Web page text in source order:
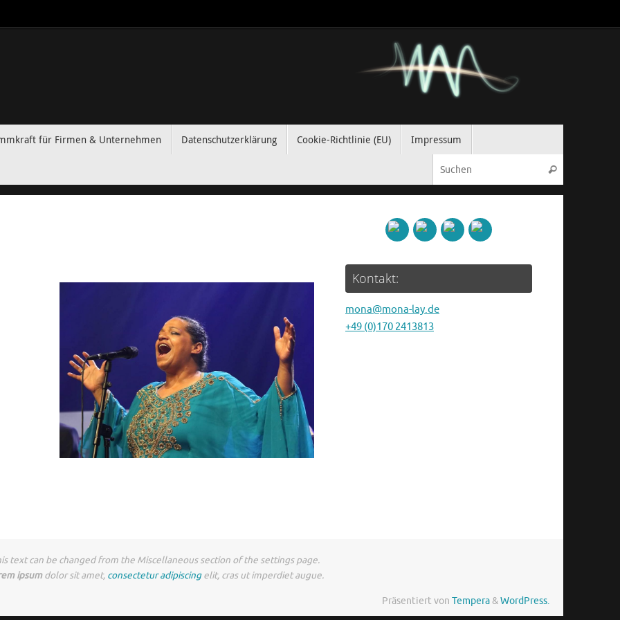
für Firmen & Unternehmen Datenschutzerklärung Cookie-Richtlinie (EU)
Impressum
Suchen
Kontakt:
mona@mona-lay.de
+49 (0)170 2413813
text can be changed from the Miscellaneous section of the settings page.
ipsumdolor sit amet, consectetur adipiscingelit, cras ut imperdiet augue.
Präsentiert von Tempera&WordPress.